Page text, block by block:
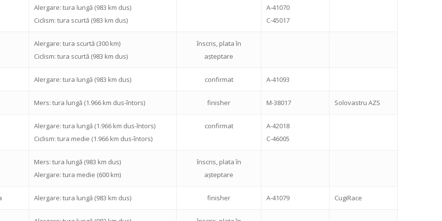
Alergare: tura lungă (983 km dus)
Ciclism: tura scurtă (983 km dus)
A-41070
C-45017
Alergare: tura scurtă (300 km)
Ciclism: tura scurtă (983 km dus)
înscris, plata în
așteptare
Alergare: tura lungă (983 km dus) confirmat A-41093
Mers: tura lungă (1.966 km dus-întors) finisher M-38017 Solovastru AZS
Alergare: tura lungă (1.966 km dus-întors)
Ciclism: tura medie (1.966 km dus-întors)
confirmat
A-42018
C-46005
Mers: tura lungă (983 km dus)
Alergare: tura medie (600 km)
înscris, plata în
așteptare
Alergare: tura lungă (983 km dus) finisher A-41079 CugiRace